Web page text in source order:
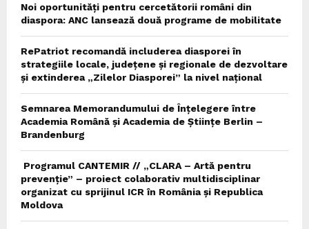
Noi oportunități pentru cercetătorii români din
diaspora: ANC lansează două programe de mobilitate
RePatriot recomandă includerea diasporei în
strategiile locale, județene și regionale de dezvoltare
și extinderea „Zilelor Diasporei” la nivel național
Semnarea Memorandumului de Înțelegere între
Academia Română și Academia de Științe Berlin –
Brandenburg
Programul CANTEMIR // „CLARA – Artă pentru
prevenție” – proiect colaborativ multidisciplinar
organizat cu sprijinul ICR în România și Republica
Moldova